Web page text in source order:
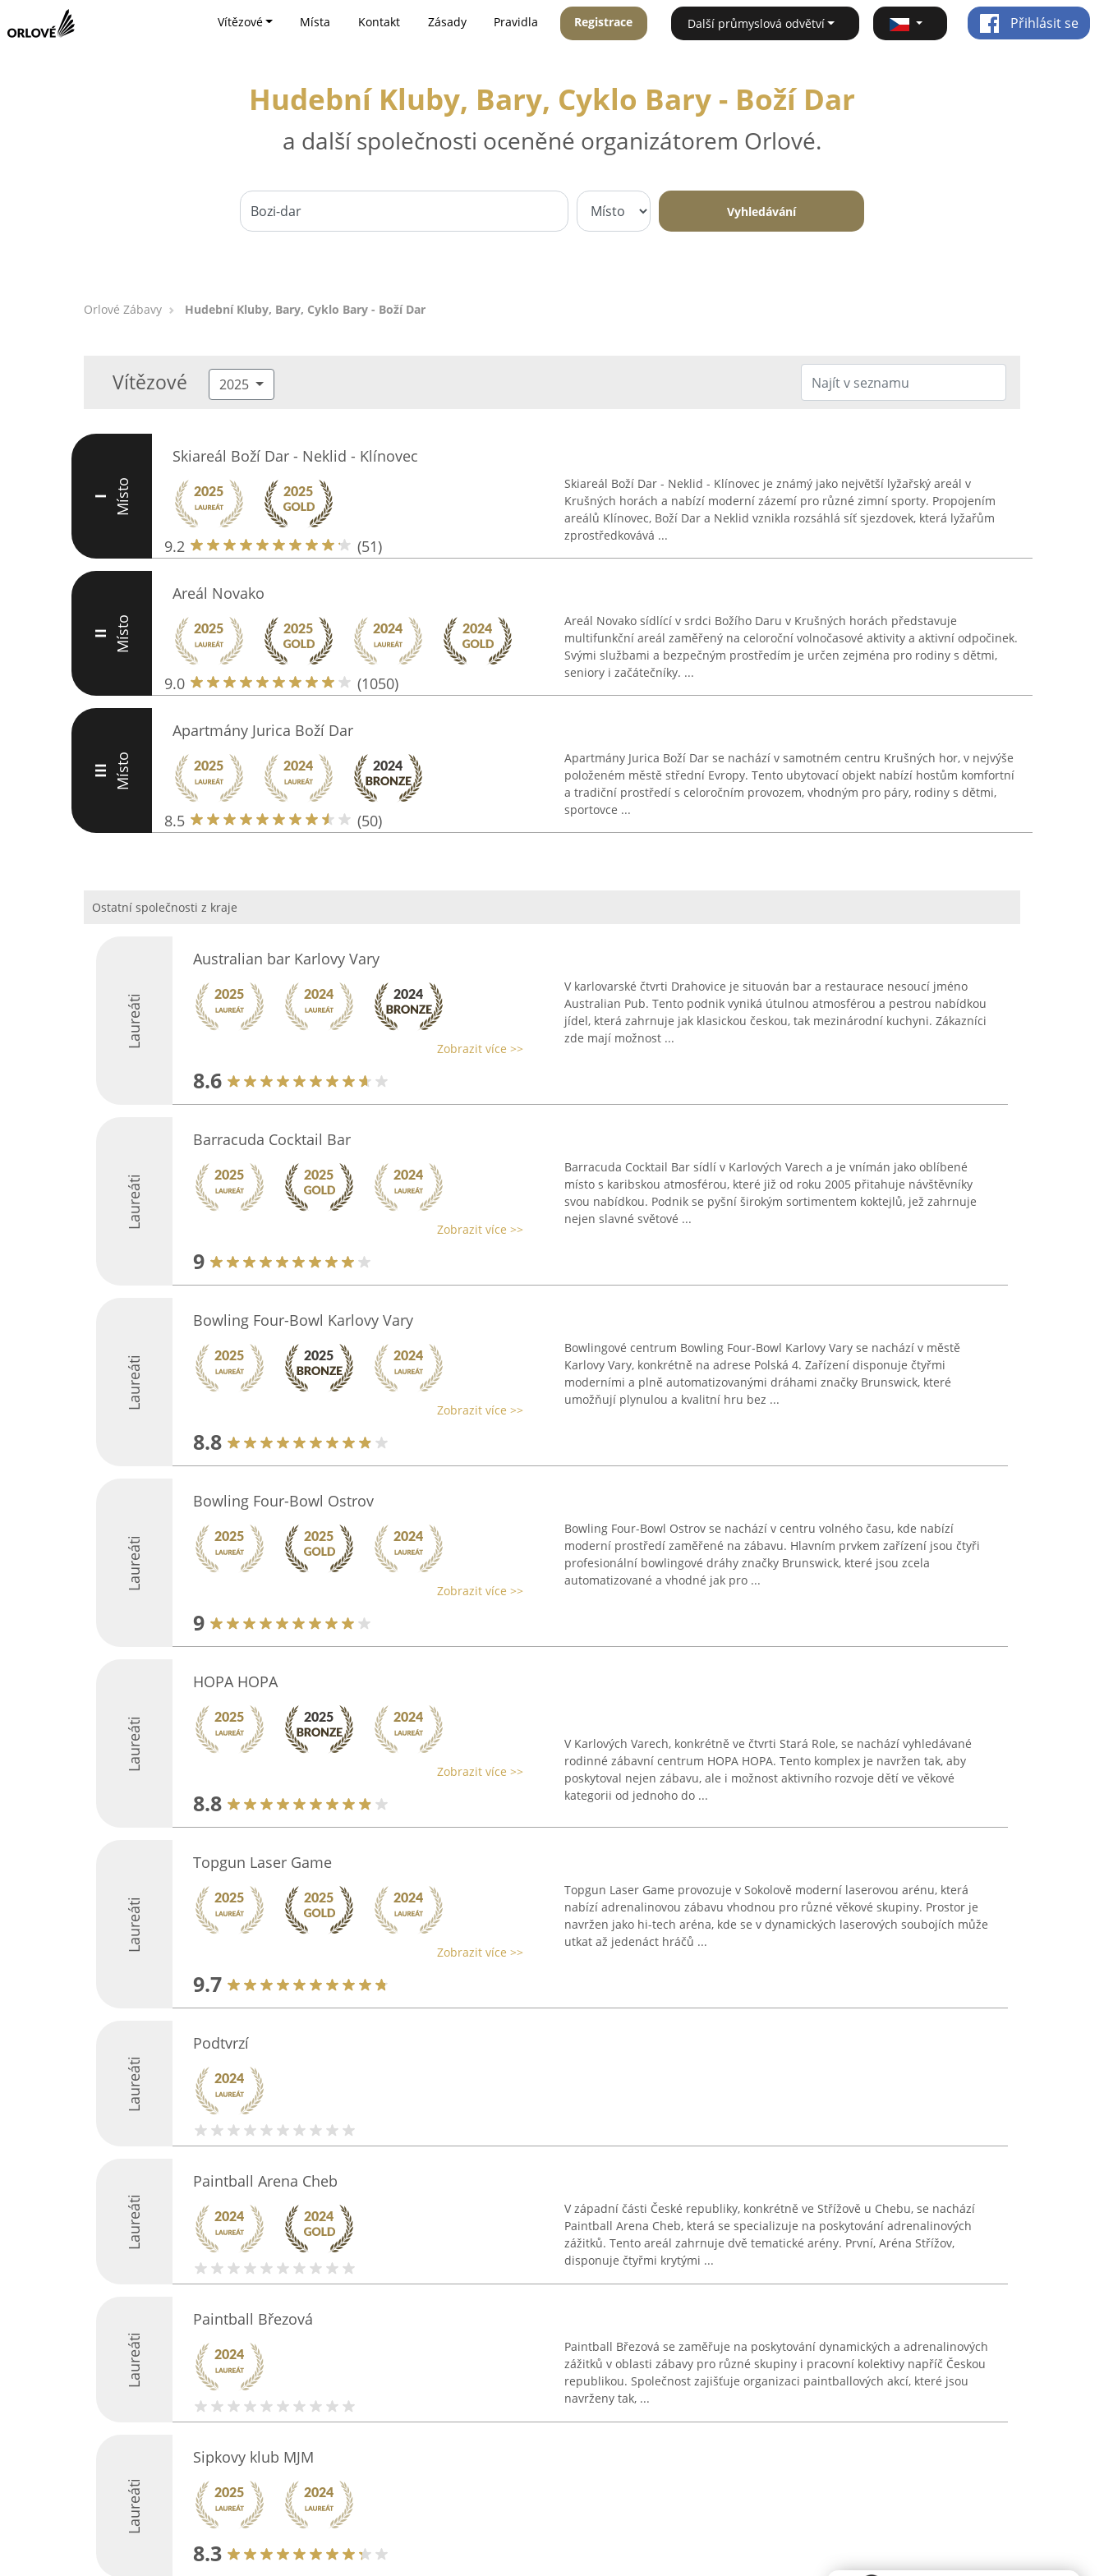
Vítězové Místa Kontakt Zásady Pravidla Registrace Další průmyslová odvětví Přihlásit se
Hudební Kluby, Bary, Cyklo Bary - Boží Dar
a další společnosti oceněné organizátorem Orlové.
Vyhledávání
Orlové Zábavy Hudební Kluby, Bary, Cyklo Bary - Boží Dar
Vítězové 2025
I Místo
Skiareál Boží Dar - Neklid - Klínovec
9.2 (51)
Skiareál Boží Dar - Neklid - Klínovec je známý jako největší lyžařský areál v
Krušných horách a nabízí moderní zázemí pro různé zimní sporty. Propojením
areálů Klínovec, Boží Dar a Neklid vznikla rozsáhlá síť sjezdovek, která lyžařům
zprostředkovává ...
II Místo
Areál Novako
9.0 (1050)
Areál Novako sídlící v srdci Božího Daru v Krušných horách představuje
multifunkční areál zaměřený na celoroční volnočasové aktivity a aktivní odpočinek.
Svými službami a bezpečným prostředím je určen zejména pro rodiny s dětmi,
seniory i začátečníky. ...
III Místo
Apartmány Jurica Boží Dar
8.5 (50)
Apartmány Jurica Boží Dar se nachází v samotném centru Krušných hor, v nejvýše
položeném městě střední Evropy. Tento ubytovací objekt nabízí hostům komfortní
a tradiční prostředí s celoročním provozem, vhodným pro páry, rodiny s dětmi,
sportovce ...
Ostatní společnosti z kraje
Laureáti
Australian bar Karlovy Vary
Zobrazit více >>
8.6
V karlovarské čtvrti Drahovice je situován bar a restaurace nesoucí jméno
Australian Pub. Tento podnik vyniká útulnou atmosférou a pestrou nabídkou
jídel, která zahrnuje jak klasickou českou, tak mezinárodní kuchyni. Zákazníci
zde mají možnost ...
Laureáti
Barracuda Cocktail Bar
Zobrazit více >>
9
Barracuda Cocktail Bar sídlí v Karlových Varech a je vnímán jako oblíbené
místo s karibskou atmosférou, které již od roku 2005 přitahuje návštěvníky
svou nabídkou. Podnik se pyšní širokým sortimentem koktejlů, jež zahrnuje
nejen slavné světové ...
Laureáti
Bowling Four-Bowl Karlovy Vary
Zobrazit více >>
8.8
Bowlingové centrum Bowling Four-Bowl Karlovy Vary se nachází v městě
Karlovy Vary, konkrétně na adrese Polská 4. Zařízení disponuje čtyřmi
moderními a plně automatizovanými dráhami značky Brunswick, které
umožňují plynulou a kvalitní hru bez ...
Laureáti
Bowling Four-Bowl Ostrov
Zobrazit více >>
9
Bowling Four-Bowl Ostrov se nachází v centru volného času, kde nabízí
moderní prostředí zaměřené na zábavu. Hlavním prvkem zařízení jsou čtyři
profesionální bowlingové dráhy značky Brunswick, které jsou zcela
automatizované a vhodné jak pro ...
Laureáti
HOPA HOPA
Zobrazit více >>
8.8
V Karlových Varech, konkrétně ve čtvrti Stará Role, se nachází vyhledávané
rodinné zábavní centrum HOPA HOPA. Tento komplex je navržen tak, aby
poskytoval nejen zábavu, ale i možnost aktivního rozvoje dětí ve věkové
kategorii od jednoho do ...
Laureáti
Topgun Laser Game
Zobrazit více >>
9.7
Topgun Laser Game provozuje v Sokolově moderní laserovou arénu, která
nabízí adrenalinovou zábavu vhodnou pro různé věkové skupiny. Prostor je
navržen jako hi-tech aréna, kde se v dynamických laserových soubojích může
utkat až jedenáct hráčů ...
Laureáti
Podtvrzí
Laureáti
Paintball Arena Cheb
V západní části České republiky, konkrétně ve Střížově u Chebu, se nachází
Paintball Arena Cheb, která se specializuje na poskytování adrenalinových
zážitků. Tento areál zahrnuje dvě tematické arény. První, Aréna Střížov,
disponuje čtyřmi krytými ...
Laureáti
Paintball Březová
Paintball Březová se zaměřuje na poskytování dynamických a adrenalinových
zážitků v oblasti zábavy pro různé skupiny i pracovní kolektivy napříč Českou
republikou. Společnost zajišťuje organizaci paintballových akcí, které jsou
navrženy tak, ...
Laureáti
Sipkovy klub MJM
8.3